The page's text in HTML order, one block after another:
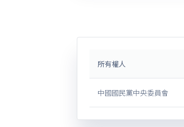
所有權人
中國國民黨中央委員會